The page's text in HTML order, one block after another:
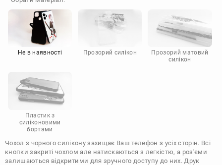
Doogee
Infinix
Sony
Motorola
Не в наявності Прозорий силікон
Прозорий матовий
силікон
Пластик з
силіконовими
бортами
Чохол з чорного силікону захищає Ваш телефон з усіх сторін. Всі
кнопки закриті чохлом але натискаються з легкістю, а роз'єми
залишаються відкритими для зручного доступу до них. Друк